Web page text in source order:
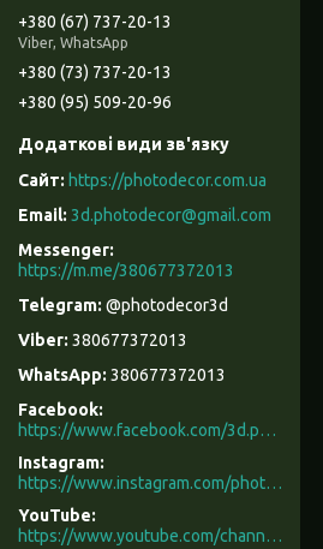
+380 (67) 737-20-13
Viber, WhatsApp
+380 (73) 737-20-13
+380 (95) 509-20-96
https://photodecor.com.ua
3d.photodecor@gmail.com
https://m.me/380677372013
@photodecor3d
380677372013
380677372013
Facebook
https://www.facebook.com/3d.photodecor/
Instagram
https://www.instagram.com/photodecor.com.ua/
YouTube
https://www.youtube.com/channel/UCXCUerfqRY1Pw7-IptdbqyA/videos